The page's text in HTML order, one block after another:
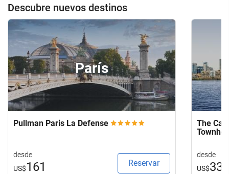
Descubre nuevos destinos
París
Pullman Paris La Defense
desde
US$161 Reservar
The
desde
US$332